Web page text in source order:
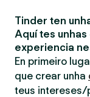
Tinder ten
Aquí tes
experiencia
En primeiro
que crear unha
teus intereses/